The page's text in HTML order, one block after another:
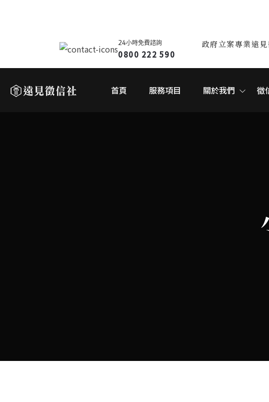
24小時免費諮詢
0800 222 590
政府立案專業遠
首頁 服務項目 關於我們 徵